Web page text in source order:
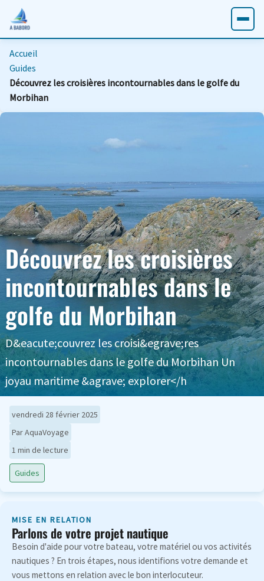
Accueil
Guides
Découvrez les croisières incontournables dans le golfe du
Morbihan
Découvrez les croisières
incontournables dans le
golfe du Morbihan
D&eacute;couvrez les croisi&egrave;res
incontournables dans le golfe du Morbihan Un
joyau maritime &agrave; explorer</h
vendredi 28 février 2025
Par AquaVoyage
1 min de lecture
Guides
MISE EN RELATION
Parlons de votre projet nautique
Besoin d'aide pour votre bateau, votre matériel ou vos activités
nautiques ? En trois étapes, nous identifions votre demande et
vous mettons en relation avec le bon interlocuteur.